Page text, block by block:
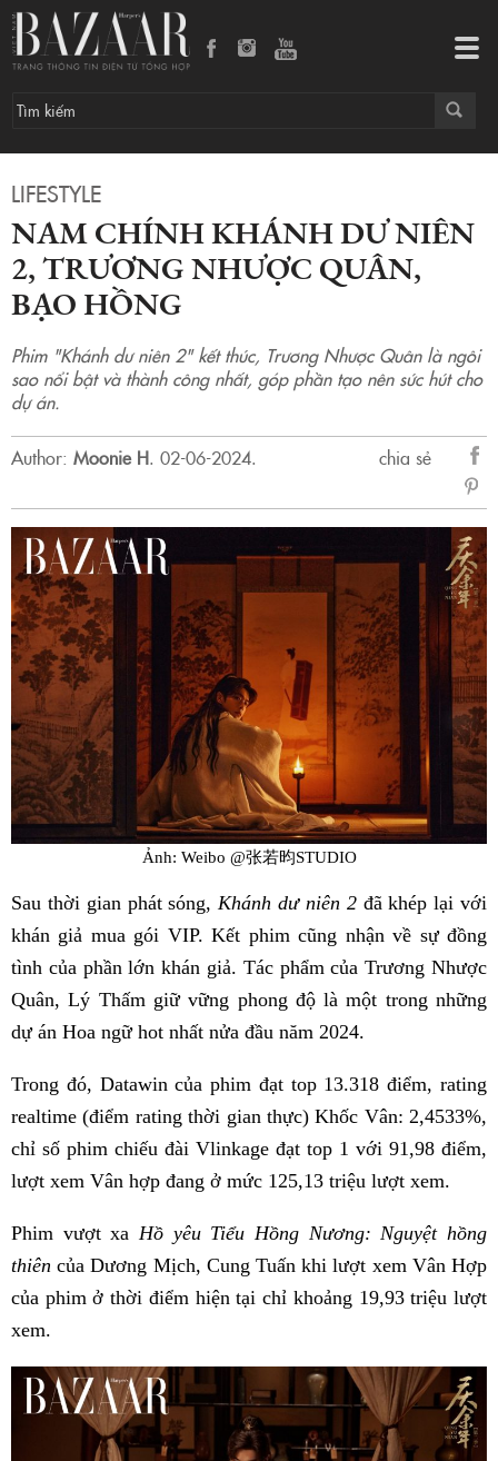
LIFESTYLE
NAM CHÍNH KHÁNH DƯ NIÊN
2, TRƯƠNG NHƯỢC QUÂN,
BẠO HỒNG
Phim "Khánh dư niên 2" kết thúc, Trương Nhược Quân là ngôi
sao nổi bật và thành công nhất, góp phần tạo nên sức hút cho
dự án.
Author: Moonie H. 02-06-2024.
chia sẻ
sẻ
Ảnh: Weibo @张若昀STUDIO
Sau thời gian phát sóng,Khánh dư niên 2đã khép lại với
khán giả mua gói VIP. Kết phim cũng nhận về sự đồng
tình của phần lớn khán giả. Tác phẩm của Trương Nhược
Quân, Lý Thấm giữ vững phong độ là một trong những
dự án Hoa ngữ hot nhất nửa đầu năm 2024.
Trong đó, Datawin của phim đạt top 13.318 điểm, rating
realtime (điểm rating thời gian thực) Khốc Vân: 2,4533%,
chỉ số phim chiếu đài Vlinkage đạt top 1 với 91,98 điểm,
lượt xem Vân hợp đang ở mức 125,13 triệu lượt xem.
Phim vượt xa Hồ yêu Tiểu Hồng Nương: Nguyệt hồng
thiên của Dương Mịch, Cung Tuấn khi lượt xem Vân Hợp
của phim ở thời điểm hiện tại chỉ khoảng 19,93 triệu lượt
xem.